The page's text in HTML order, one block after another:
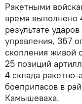
Ракетными
время выполнено
результате
управления, 367
скопления живой
25 позиций
4 склада
боеприпасов в
Камышеваха.